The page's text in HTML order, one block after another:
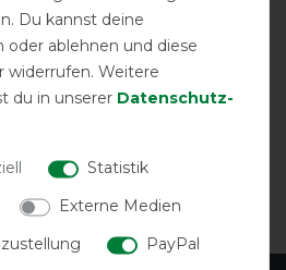
wenig Geld
Mio bestechen durch ihr
Die Decken
und sind sehr günstig.
Du kannst deine
ablehnen und diese
widerrufen. Weitere
du in unserer Daten­schutz­
Statistik
Externe Medien
PayPal